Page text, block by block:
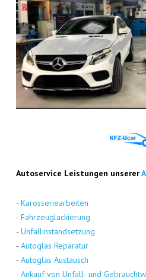
Auto­ser­vice Leis­tun­gen unse­rer
- Karos­se­rie­ar­bei­ten
- Fahr­zeug­la­ckie­rung
- Unfall­in­stand­set­zung
- Auto­glas Repa­ra­tur
- Auto­glas Aus­tausch
- Ankauf von Unfall- und